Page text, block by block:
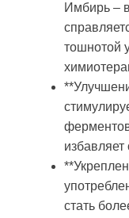
Имбирь –
тошнотой
избавляет
стать